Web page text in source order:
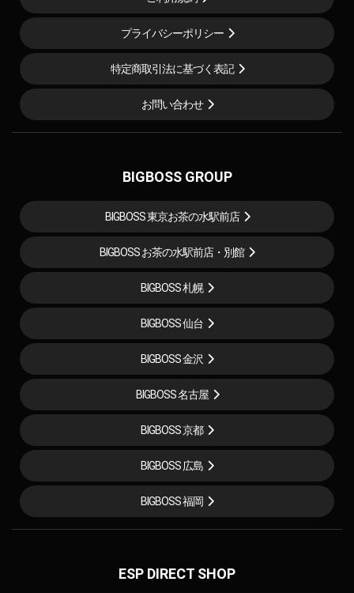
プライバシーポリシー
特定商取引法に基づく表記
お問い合わせ
BIGBOSS GROUP
BIGBOSS 東京お茶の水駅前店
BIGBOSS お茶の水駅前店・別館
BIGBOSS 札幌
BIGBOSS 仙台
BIGBOSS 金沢
BIGBOSS 名古屋
BIGBOSS 京都
BIGBOSS 広島
BIGBOSS 福岡
ESP DIRECT SHOP